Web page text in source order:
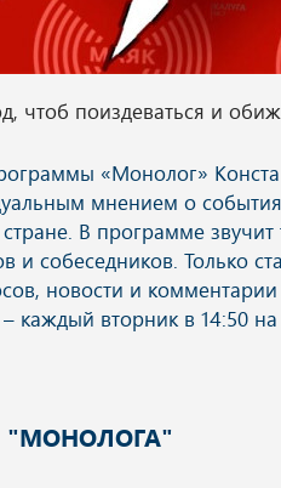
чтоб поиздеваться и
"МОНОЛОГА"